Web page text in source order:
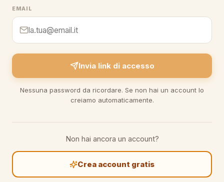
EMAIL
Invia link di accesso
Nessuna password da ricordare. Se non hai un account lo
creiamo automaticamente.
Non hai ancora un account?
Crea account gratis